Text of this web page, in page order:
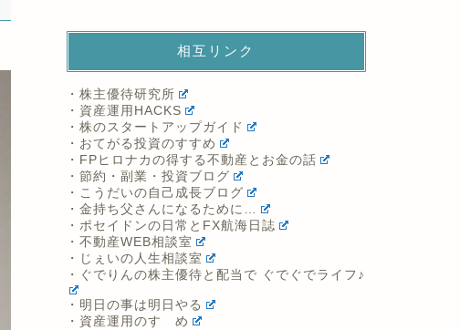
相互リンク
・株主優待研究所
・資産運用HACKS
・株のスタートアップガイド
・おてがる投資のすすめ
・FPヒロナカの得する不動産とお金の話
・節約・副業・投資ブログ
・こうだいの自己成長ブログ
・金持ち父さんになるために…
・ポセイドンの日常とFX航海日誌
・不動産WEB相談室
・じぇいの人生相談室
・ぐでりんの株主優待と配当で ぐでぐでライフ♪
・明日の事は明日やる
・資産運用のすゝめ